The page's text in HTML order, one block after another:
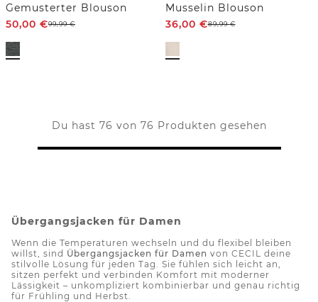
Gemusterter Blouson
50,00 €99,99€
Musselin Blouson
36,00 €89,99€
Du hast 76 von 76 Produkten gesehen
Übergangsjacken für Damen
Wenn die Temperaturen wechseln und du flexibel bleiben
willst, sind Übergangsjacken für Damen von CECIL deine
stilvolle Lösung für jeden Tag. Sie fühlen sich leicht an,
sitzen perfekt und verbinden Komfort mit moderner
Lässigkeit – unkompliziert kombinierbar und genau richtig
für Frühling und Herbst.